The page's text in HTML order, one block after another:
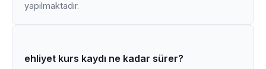
yapılmaktadır.
ehliyet kurs kaydı ne kadar sürer?